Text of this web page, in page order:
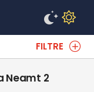
FILTRE
Neamt 2